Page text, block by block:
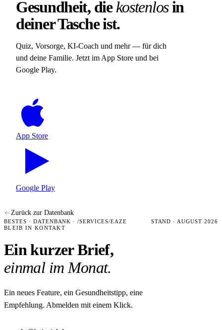
Gesundheit, diekostenlosin
deiner Tasche ist.
Quiz, Vorsorge, KI-Coach und mehr — für dich
und deine Familie. Jetzt im App Store und bei
Google Play.
App Store
Google Play
Zurück zur Datenbank
BESTES · DATENBANK · /SERVICES/EAZE
STAND · AUGUST 2026
BLEIB IN KONTAKT
Ein kurzer Brief,
einmal im Monat.
Ein neues Feature, ein Gesundheitstipp, eine
Empfehlung. Abmelden mit einem Klick.